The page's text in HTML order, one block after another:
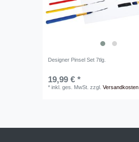
Designer Pinsel Set 7tlg.
19,99 € *
*inkl. ges. MwSt. zzgl.Versandkosten